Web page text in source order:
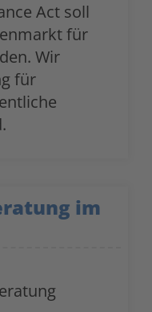
Act soll
für
Wir
für
im